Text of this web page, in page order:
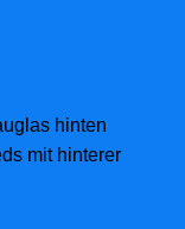
hinten
mit hinterer